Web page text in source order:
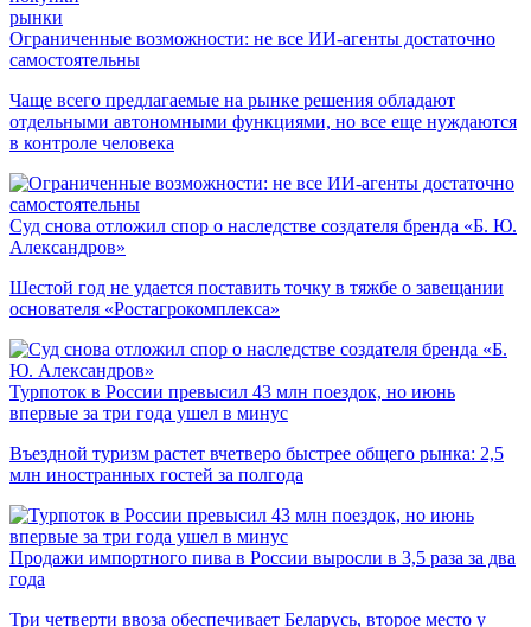
рынки
Ограниченные возможности: не все ИИ-агенты достаточно
самостоятельны
Чаще всего предлагаемые на рынке решения обладают
отдельными автономными функциями, но все еще нуждаются
в контроле человека
Суд снова отложил спор о наследстве создателя бренда «Б. Ю.
Александров»
Шестой год не удается поставить точку в тяжбе о завещании
основателя «Ростагрокомплекса»
Турпоток в России превысил 43 млн поездок, но июнь
впервые за три года ушел в минус
Въездной туризм растет вчетверо быстрее общего рынка: 2,5
млн иностранных гостей за полгода
Продажи импортного пива в России выросли в 3,5 раза за два
года
Три четверти ввоза обеспечивает Беларусь, второе место у